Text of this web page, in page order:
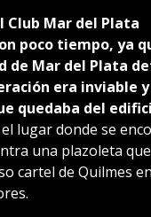
Club Mar del Plata
poco tiempo, ya
de Mar del Plata
era inviable
quedaba del
lugar donde se
una plazoleta
cartel de Quilmes